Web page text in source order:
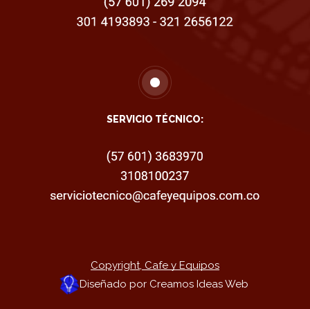
SERVICIO TÉCNICO:
Copyright, Cafe y Equipos
Diseñado por Creamos Ideas Web